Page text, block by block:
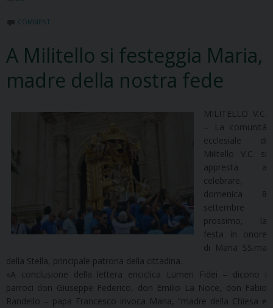
COMMENT
A Militello si festeggia Maria,
madre della nostra fede
MILITELLO V.C.
– La comunità
ecclesiale di
Militello V.C. si
appresta a
celebrare,
domenica 8
settembre
prossimo, la
festa in onore
di Maria SS.ma
della Stella, principale patrona della cittadina.
«A conclusione della lettera enciclica Lumen Fidei – dicono i
parroci don Giuseppe Federico, don Emilio La Noce, don Fabio
Randello – papa Francesco invoca Maria, “madre della Chiesa e